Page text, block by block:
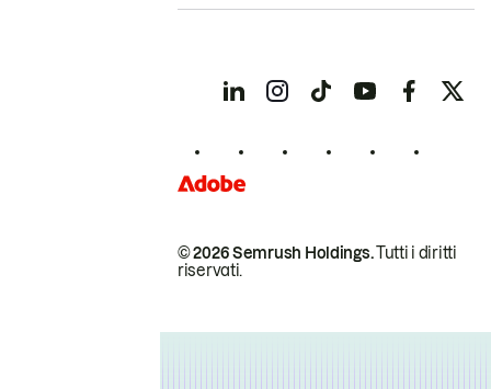
© 2026 Semrush Holdings.Tutti i diritti
riservati.